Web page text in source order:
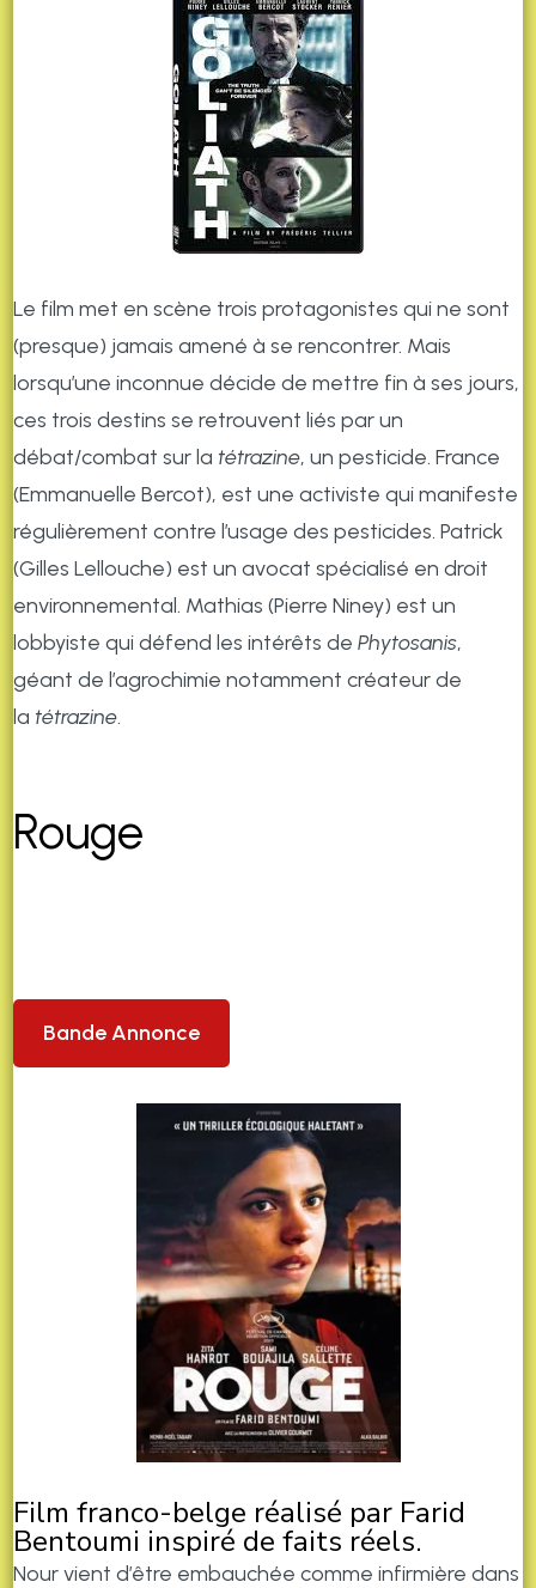
Le film met en scène trois protagonistes qui ne sont
(presque) jamais amené à se rencontrer. Mais
lorsqu’une inconnue décide de mettre fin à ses jours,
ces trois destins se retrouvent liés par un
débat/combat sur la tétrazine, un pesticide. France
(Emmanuelle Bercot), est une activiste qui manifeste
régulièrement contre l’usage des pesticides. Patrick
(Gilles Lellouche) est un avocat spécialisé en droit
environnemental. Mathias (Pierre Niney) est un
lobbyiste qui défend les intérêts dePhytosanis,
géant de l’agrochimie notamment créateur de
la tétrazine.
Rouge
Bande Annonce
Film franco-belge réalisé par Farid
Bentoumi inspiré de faits réels.
Nour vient d’être embauchée comme infirmière dans